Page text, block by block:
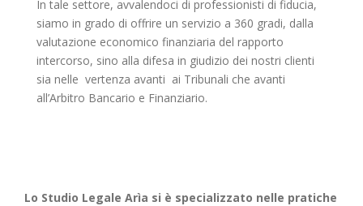
In tale settore, avvalendoci di professionisti di fiducia,
siamo in grado di offrire un servizio a 360 gradi, dalla
valutazione economico finanziaria del rapporto
intercorso, sino alla difesa in giudizio dei nostri clienti
sia nelle vertenza avanti ai Tribunali che avanti
all’Arbitro Bancario e Finanziario.
Lo Studio Legale Arìa si è specializzato nelle pratiche